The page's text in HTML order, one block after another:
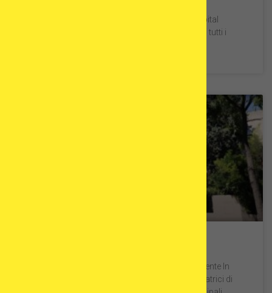
trattamento offerto. Situata all’interno dell’Hospital
Clínica Vistahermosa, un ospedale completo di tutti i
Scegliere la donatrice di ovuli giusta per la ricevente In
Spagna, in conformità con le normative, le donatrici di